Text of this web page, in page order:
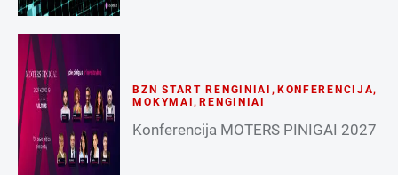
BZN START RENGINIAI , KONFERENCIJA,
MOKYMAI ,RENGINIAI
Konferencija MOTERS PINIGAI 2027